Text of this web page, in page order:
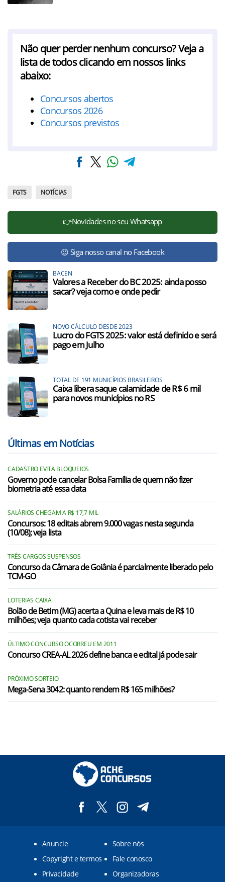
Não quer perder nenhum concurso? Veja a
lista de todos clicando em nossos links
abaixo:
Concursos abertos
Concursos 2026
Concursos previstos
FGTS NOTÍCIAS
👉Novidades no seu Whatsapp
😉 Siga nosso canal no Facebook
BACEN
Valores a Receber do BC 2025: ainda posso
sacar? veja como e onde pedir
NOVO CÁLCULO DESDE 2023
Lucro do FGTS 2025: valor está definido e será
pago em Julho
TOTAL DE 191 MUNICÍPIOS BRASILEIROS
Caixa libera saque calamidade de R$ 6 mil
para novos municípios no RS
Últimas em Notícias
CADASTRO EVITA BLOQUEIOS
Governo pode cancelar Bolsa Família de quem não fizer
biometria até essa data
SALÁRIOS CHEGAM A R$ 17,7 MIL
Concursos: 18 editais abrem 9.000 vagas nesta segunda
(10/08); veja lista
TRÊS CARGOS SUSPENSOS
Concurso da Câmara de Goiânia é parcialmente liberado pelo
TCM-GO
LOTERIAS CAIXA
Bolão de Betim (MG) acerta a Quina e leva mais de R$ 10
milhões; veja quanto cada cotista vai receber
ÚLTIMO CONCURSO OCORREU EM 2011
Concurso CREA-AL 2026 define banca e edital já pode sair
PRÓXIMO SORTEIO
Mega-Sena 3042: quanto rendem R$ 165 milhões?
Anuncie
Sobre nós
Copyright e termos
Fale conosco
Privacidade
Organizadoras